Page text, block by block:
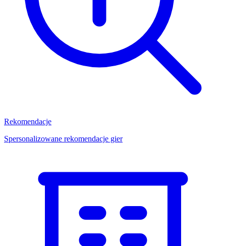
Rekomendacje
Spersonalizowane rekomendacje gier